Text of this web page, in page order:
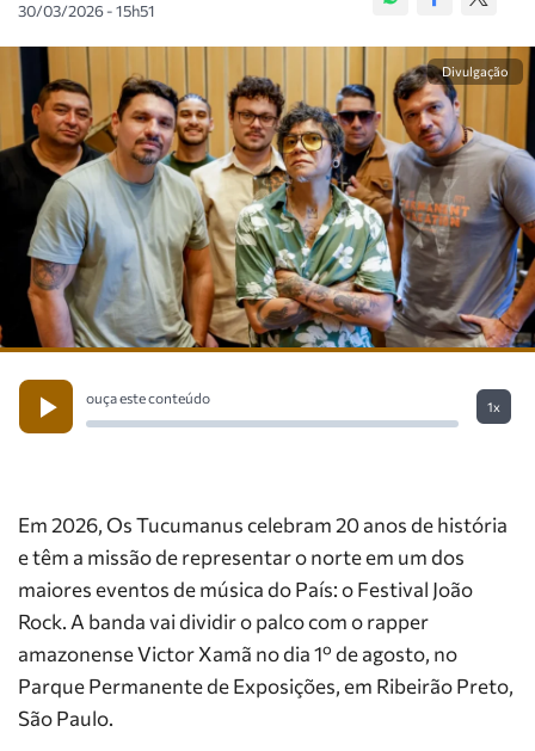
30/03/2026 - 15h51
Divulgação
ouça este conteúdo
1x
Em 2026, Os Tucumanus celebram 20 anos de história
e têm a missão de representar o norte em um dos
maiores eventos de música do País: o Festival João
Rock. A banda vai dividir o palco com o rapper
amazonense Victor Xamã no dia 1º de agosto, no
Parque Permanente de Exposições, em Ribeirão Preto,
São Paulo.